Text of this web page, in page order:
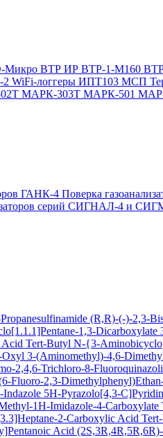
Микро ВТР ИР ВТР-1-М160
WiFi-логгеры ИПТ103 МСП
МАРК-303Т МАРК-501
ГАНК-4 Поверка
серий СИГНАЛ-4 и
(R,R)-(-)-2,3-
1,3-Dicarboxylate
Acid Tert-Butyl N-{3-
Oxyl 3-(Aminomethyl)-4,6-
2,4,6-Trichloro-8-
Fluoro-2,3-
5H-Pyrazolo[4,3-
1H-Imidazole-4-Carboxylate
2-Carboxylic Acid
Acid